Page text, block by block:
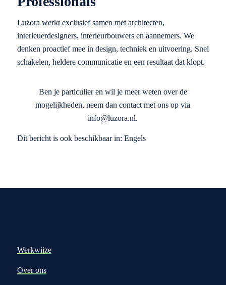
Luzora werkt exclusief samen met architecten,
interieuerdesigners, interieurbouwers en aannemers. We
denken proactief mee in design, techniek en uitvoering. Snel
schakelen, heldere communicatie en een resultaat dat klopt.
Ben je particulier en wil je meer weten over de
mogelijkheden, neem dan contact met ons op via
info@luzora.nl.
Dit bericht is ook beschikbaar in: Engels
Werkwijze
Over ons